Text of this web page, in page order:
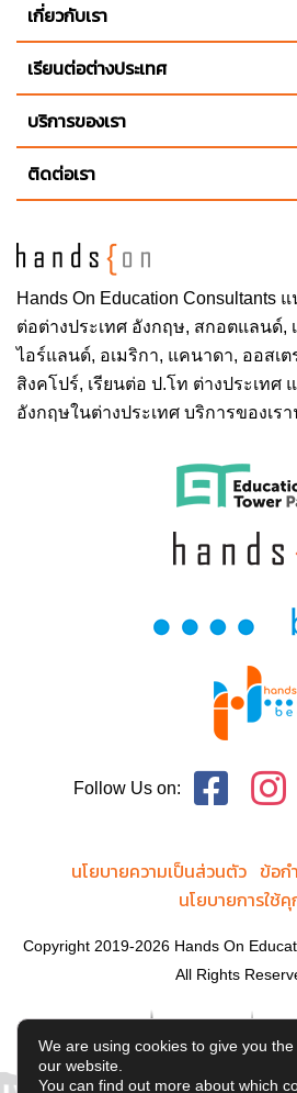
Hands On Education Consultants
ต่อต่างประเทศ อังกฤษ, สกอตแลนด์,
ไอร์แลนด์, อเมริกา, แคนาดา, ออสเ
สิงคโปร์, เรียนต่อ ป.โท ต่างประเทศ
อังกฤษในต่างประเทศ บริการของเ
เกี่ยวกับเรา
เรียนต่อต่างประเทศ
บริการของเรา
ติดต่อเรา
Follow Us on:
นโยบายความเป็นส่วนตัว ข้อก
นโยบายการใช้
Copyright 2019-2026 Hands On
All Rights
We are using cookies to give you
our website.
You can find out more about which